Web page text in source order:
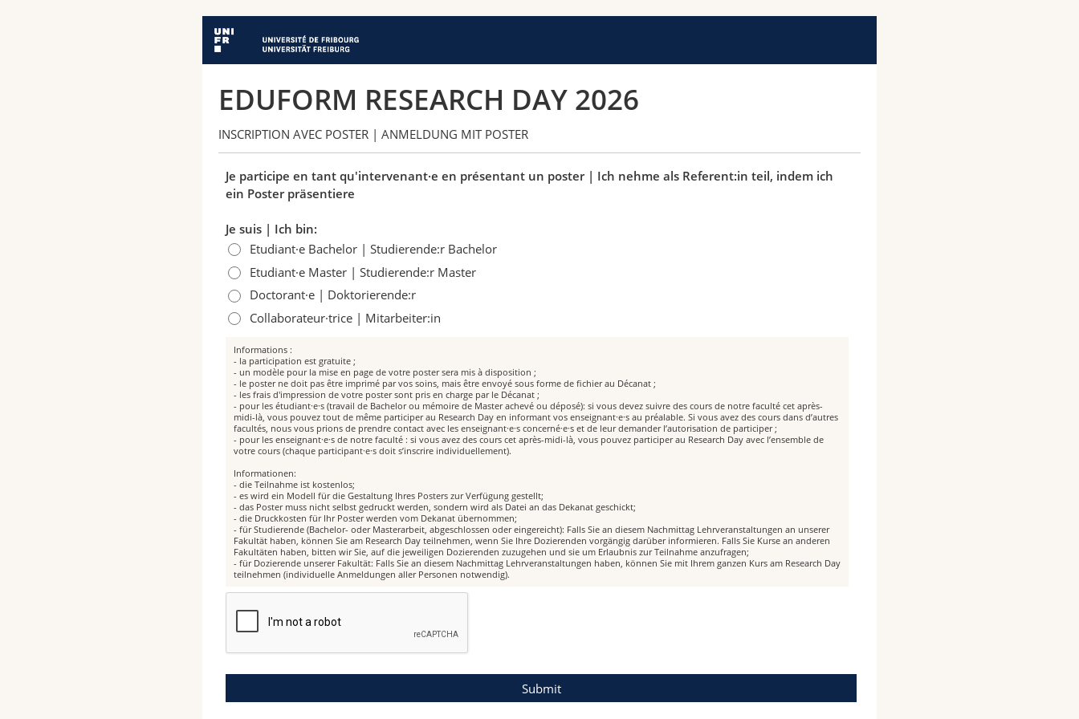
EDUFORM RESEARCH DAY 2026
INSCRIPTION AVEC POSTER | ANMELDUNG MIT POSTER
Je participe en tant qu'intervenant·e en présentant un poster | Ich nehme als Referent:in teil, indem ich
ein Poster präsentiere
Je suis | Ich bin:
Etudiant·e Bachelor | Studierende:r Bachelor
Etudiant·e Master | Studierende:r Master
Doctorant·e | Doktorierende:r
Collaborateur·trice | Mitarbeiter:in
Informations :
- la participation est gratuite ;
- un modèle pour la mise en page de votre poster sera mis à disposition ;
- le poster ne doit pas être imprimé par vos soins, mais être envoyé sous forme de fichier au Décanat ;
- les frais d'impression de votre poster sont pris en charge par le Décanat ;
- pour les étudiant·e·s (travail de Bachelor ou mémoire de Master achevé ou déposé): si vous devez suivre des cours de notre faculté cet après-
midi-là, vous pouvez tout de même participer au Research Day en informant vos enseignant·e·s au préalable. Si vous avez des cours dans d’autres
facultés, nous vous prions de prendre contact avec les enseignant·e·s concerné·e·s et de leur demander l’autorisation de participer ;
- pour les enseignant·e·s de notre faculté : si vous avez des cours cet après-midi-là, vous pouvez participer au Research Day avec l’ensemble de
votre cours (chaque participant·e·s doit s’inscrire individuellement).
Informationen:
- die Teilnahme ist kostenlos;
- es wird ein Modell für die Gestaltung Ihres Posters zur Verfügung gestellt;
- das Poster muss nicht selbst gedruckt werden, sondern wird als Datei an das Dekanat geschickt;
- die Druckkosten für Ihr Poster werden vom Dekanat übernommen;
- für Studierende (Bachelor- oder Masterarbeit, abgeschlossen oder eingereicht): Falls Sie an diesem Nachmittag Lehrveranstaltungen an unserer
Fakultät haben, können Sie am Research Day teilnehmen, wenn Sie Ihre Dozierenden vorgängig darüber informieren. Falls Sie Kurse an anderen
Fakultäten haben, bitten wir Sie, auf die jeweiligen Dozierenden zuzugehen und sie um Erlaubnis zur Teilnahme anzufragen;
- für Dozierende unserer Fakultät: Falls Sie an diesem Nachmittag Lehrveranstaltungen haben, können Sie mit Ihrem ganzen Kurs am Research Day
teilnehmen (individuelle Anmeldungen aller Personen notwendig).